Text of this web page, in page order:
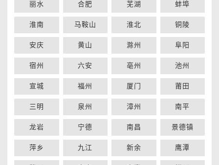
丽水 合肥 芜湖 蚌埠
淮南 马鞍山 淮北 铜陵
安庆 黄山 滁州 阜阳
宿州 六安 亳州 池州
宣城 福州 厦门 莆田
三明 泉州 漳州 南平
龙岩 宁德 南昌 景德镇
萍乡 九江 新余 鹰潭